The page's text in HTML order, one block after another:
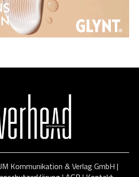
Kommunikation & Verlag GmbH |